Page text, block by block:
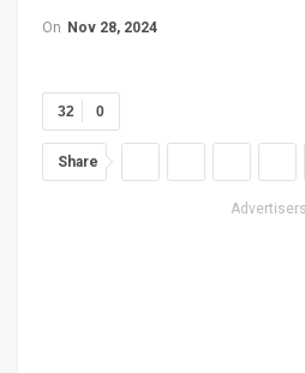
On Nov 28, 2024
0
32
Share
Advertisers